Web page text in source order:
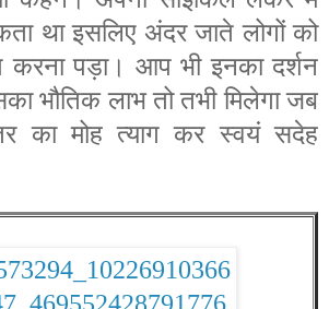
था इसलिए अंदर जाते लोगों को
पड़ा। आप भी इनका दर्शन
भौतिक लाभ तो तभी मिलेगा जब
का मोह त्याग कर स्वयं सदेह